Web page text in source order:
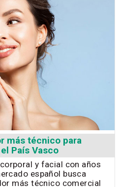
más técnico para
País Vasco
y facial con años
español busca
más técnico comercial